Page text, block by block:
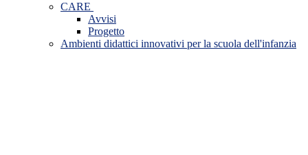
CARE
Avvisi
Progetto
Ambienti didattici innovativi per la scuola dell'infanzia